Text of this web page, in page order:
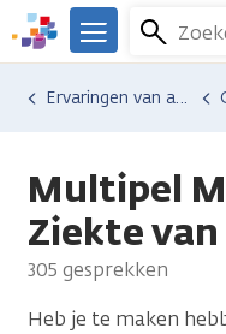
Overslaan
en
naar
We
er
Kanker.nl
Menu
Ervaringen van anderen
Multipel
Ziekte
305 gesprekken
Heb je te maken